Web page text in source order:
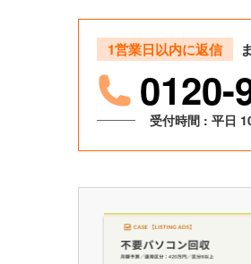
1営業日以内に返信
0120-
受付時間 : 平日